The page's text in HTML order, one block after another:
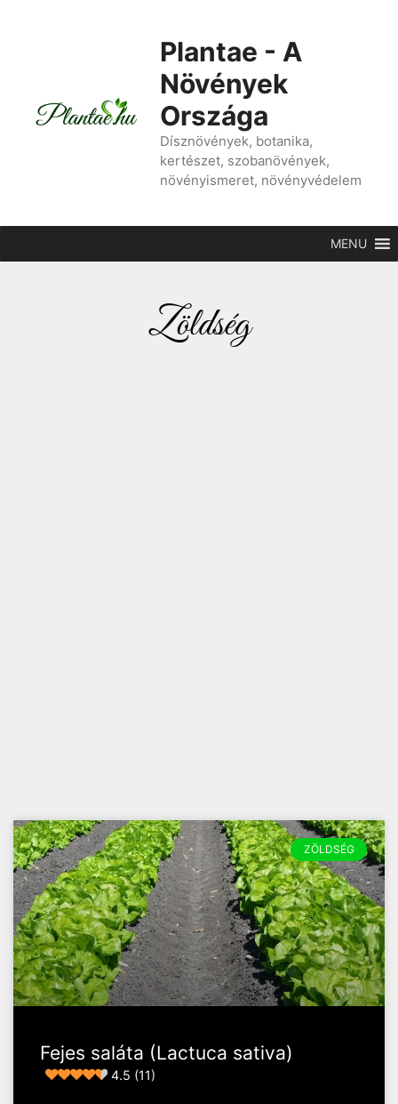
Plantae - A
Növények
Országa
Dísznövények, botanika,
kertészet, szobanövények,
növényismeret, növényvédelem
MENU
Zöldség
ZÖLDSÉG
Fejes saláta (Lactuca sativa)
4.5 (11)